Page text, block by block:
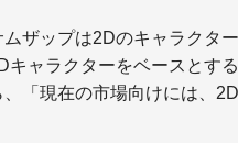
ムザップは2Dのキャラクタ
キャラクターをベースとす
「現在の市場向けには、